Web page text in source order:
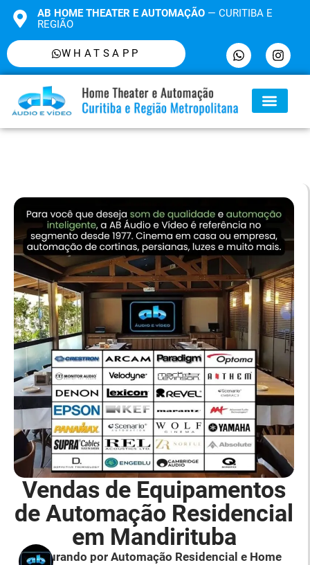
AB HOME THEATER E AUTOMAÇÃO— CURITIBA E
REGIÃO
WHATSAPP
Vendas de Equipamentos
de Automação Residencial
em Mandirituba
Procurando por Automação Residencial e Home